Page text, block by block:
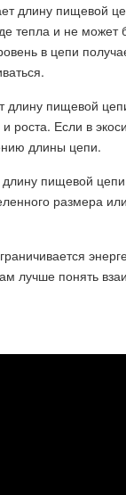
длину пищевой
тепла и не
в цепи
длину пищевой
роста. Если в
длины цепи.
пищевой
размера
лучше понять